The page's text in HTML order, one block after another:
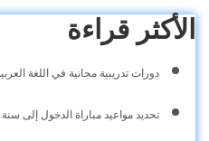
الأكثر قراءة
دورات تدريبية مجانية في اللغة
تحديد مواعيد مباراة الدخول إلى